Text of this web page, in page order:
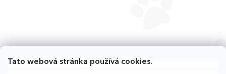
Tato webová stránka používá cookies.